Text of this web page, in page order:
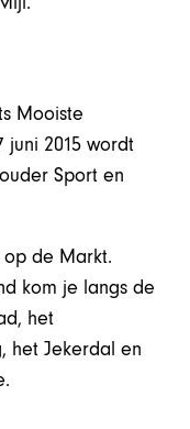
Mooiste
2015 wordt
Sport en
de Markt.
kom je langs de
het
het Jekerdal en